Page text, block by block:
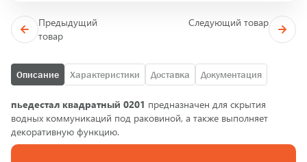
Описание Характеристики Доставка Документация
пьедестал квадратный 0201 предназначен для скрытия
водных коммуникаций под раковиной, а также выполняет
декоративную функцию.
Предыдущий
товар
Следующий товар